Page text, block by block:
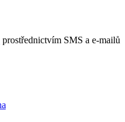
prostřednictvím SMS a e-mailů